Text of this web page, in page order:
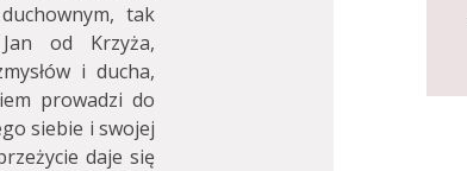
tak
od Krzyża,
i ducha,
prowadzi do
siebie i swojej
daje się